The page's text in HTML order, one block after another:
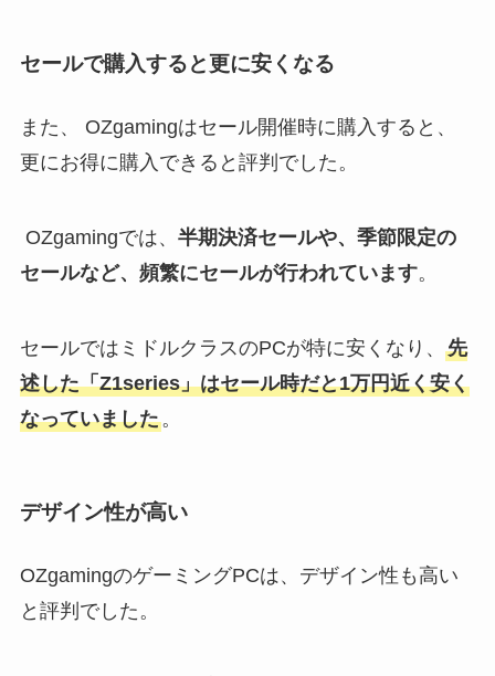
セールで購入すると更に安くなる
また、 OZgamingはセール開催時に購入すると、
更にお得に購入できると評判でした。
OZgamingでは、 半期決済セールや、季節限定の
セールなど、頻繁にセールが行われています。
セールではミドルクラスのPCが特に安くなり、 先
述した「Z1series」はセール時だと1万円近く安く
なっていました。
デザイン性が高い
OZgamingのゲーミングPCは、デザイン性も高い
と評判でした。